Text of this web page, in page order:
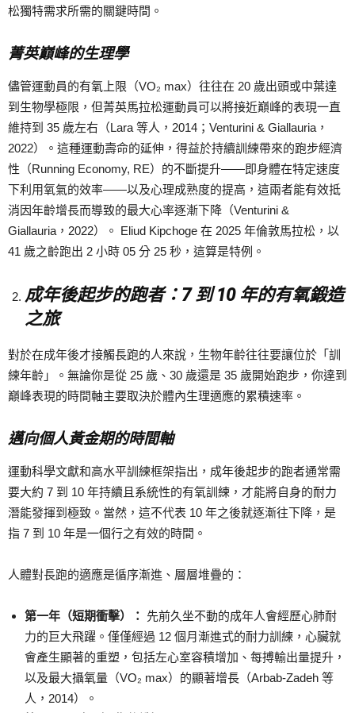
松獨特需求所需的關鍵時間。
菁英巔峰的生理學
儘管運動員的有氧上限（VO₂ max）往往在 20 歲出頭或中葉達
到生物學極限，但菁英馬拉松運動員可以將接近巔峰的表現一直
維持到 35 歲左右（Lara 等人，2014；Venturini & Giallauria，
2022）。這種運動壽命的延伸，得益於持續訓練帶來的跑步經濟
性（Running Economy, RE）的不斷提升——即身體在特定速度
下利用氧氣的效率——以及心理成熟度的提高，這兩者能有效抵
消因年齡增長而導致的最大心率逐漸下降（Venturini &
Giallauria，2022）。 Eliud Kipchoge 在 2025 年倫敦馬拉松，以
41 歲之齡跑出 2 小時 05 分 25 秒，這算是特例。
成年後起步的跑者：7到 10 年的有氧鍛造
之旅
對於在成年後才接觸長跑的人來說，生物年齡往往要讓位於「訓
練年齡」。無論你是從 25 歲、30 歲還是 35 歲開始跑步，你達到
巔峰表現的時間軸主要取決於體內生理適應的累積速率。
邁向個人黃金期的時間軸
運動科學文獻和高水平訓練框架指出，成年後起步的跑者通常需
要大約 7 到 10 年持續且系統性的有氧訓練，才能將自身的耐力
潛能發揮到極致。當然，這不代表 10 年之後就逐漸往下降，是
指 7 到 10 年是一個行之有效的時間。
人體對長跑的適應是循序漸進、層層堆疊的：
第一年（短期衝擊）： 先前久坐不動的成年人會經歷心肺耐
力的巨大飛躍。僅僅經過 12 個月漸進式的耐力訓練，心臟就
會產生顯著的重塑，包括左心室容積增加、每搏輸出量提升，
以及最大攝氧量（VO₂ max）的顯著增長（Arbab-Zadeh 等
人，2014）。